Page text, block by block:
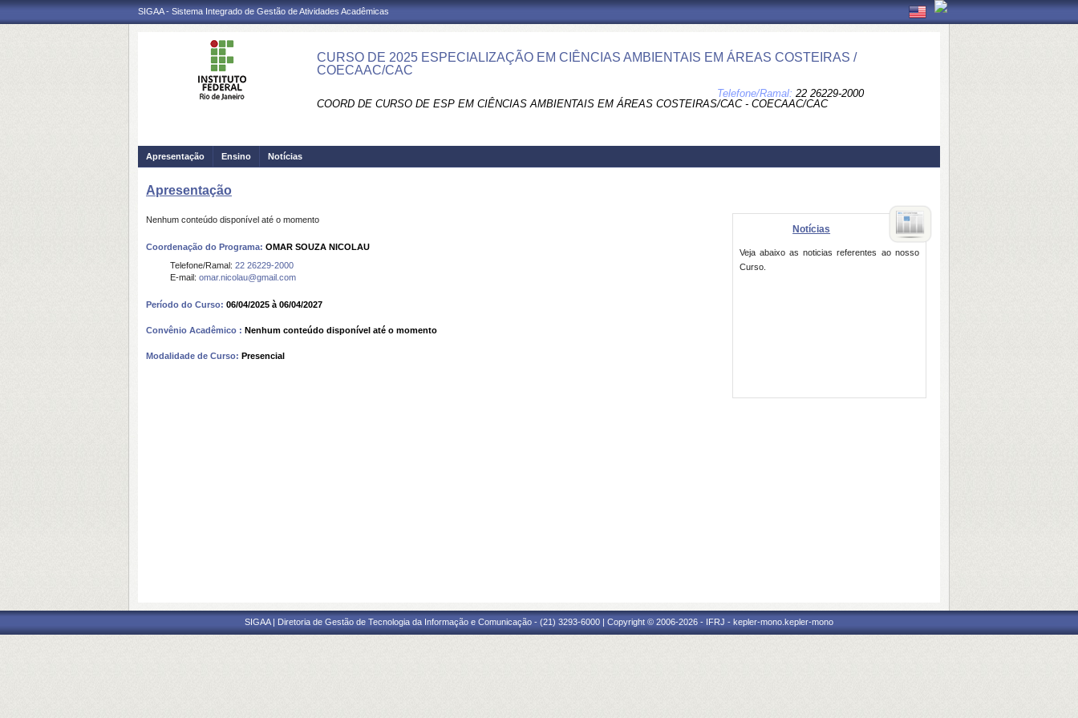
SIGAA - Sistema Integrado de Gestão de Atividades Acadêmicas
CURSO DE 2025 ESPECIALIZAÇÃO EM CIÊNCIAS AMBIENTAIS EM ÁREAS COSTEIRAS /
COECAAC/CAC
COORD DE CURSO DE ESP EM CIÊNCIAS AMBIENTAIS EM ÁREAS COSTEIRAS/CAC - COECAAC/CAC
Telefone/Ramal: 22 26229-2000
Apresentação Ensino Notícias
Apresentação
Nenhum conteúdo disponível até o momento
Coordenação do Programa: OMAR SOUZA NICOLAU
Telefone/Ramal: 22 26229-2000
E-mail: omar.nicolau@gmail.com
Período do Curso: 06/04/2025 à 06/04/2027
Convênio Acadêmico : Nenhum conteúdo disponível até o momento
Modalidade de Curso: Presencial
Notícias
Veja abaixo as noticias referentes ao nosso
Curso.
SIGAA | Diretoria de Gestão de Tecnologia da Informação e Comunicação - (21) 3293-6000 | Copyright © 2006-2026 - IFRJ - kepler-mono.kepler-mono